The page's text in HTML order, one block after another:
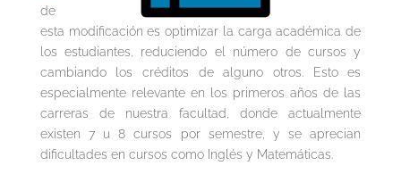
de
esta modificación es optimizar la carga académica de
los estudiantes, reduciendo el número de cursos y
cambiando los créditos de alguno otros. Esto es
especialmente relevante en los primeros años de las
carreras de nuestra facultad, donde actualmente
existen 7 u 8 cursos por semestre, y se aprecian
dificultades en cursos como Inglés y Matemáticas.